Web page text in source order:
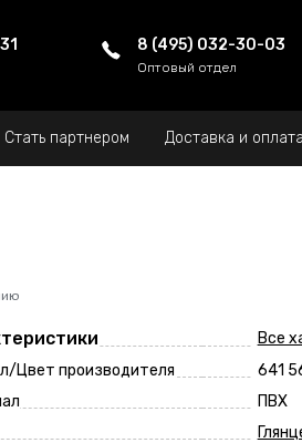
8 (495) 032-30-03
Оптовый отдел
Стать партнером Доставка и оплата
Все
Цвет производителя
641
ПВХ